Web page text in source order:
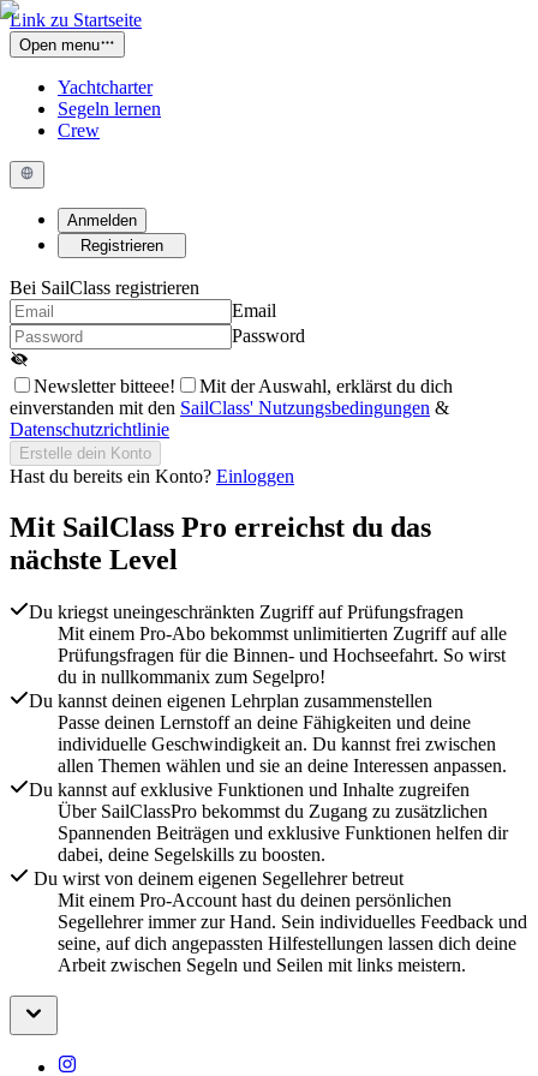
Link zu Startseite
Open menu
Yachtcharter
Segeln lernen
Crew
Anmelden
Registrieren
Bei SailClass registrieren
Email
Password
Newsletter bitteee!
Mit der Auswahl, erklärst du dich
einverstanden mit den SailClass' Nutzungsbedingungen &
Datenschutzrichtlinie
Erstelle dein Konto
Hast du bereits ein Konto? Einloggen
Mit SailClass Pro erreichst du das
nächste Level
Du kriegst uneingeschränkten Zugriff auf Prüfungsfragen
Mit einem Pro-Abo bekommst unlimitierten Zugriff auf alle
Prüfungsfragen für die Binnen- und Hochseefahrt. So wirst
du in nullkommanix zum Segelpro!
Du kannst deinen eigenen Lehrplan zusammenstellen
Passe deinen Lernstoff an deine Fähigkeiten und deine
individuelle Geschwindigkeit an. Du kannst frei zwischen
allen Themen wählen und sie an deine Interessen anpassen.
Du kannst auf exklusive Funktionen und Inhalte zugreifen
Über SailClassPro bekommst du Zugang zu zusätzlichen
Spannenden Beiträgen und exklusive Funktionen helfen dir
dabei, deine Segelskills zu boosten.
Du wirst von deinem eigenen Segellehrer betreut
Mit einem Pro-Account hast du deinen persönlichen
Segellehrer immer zur Hand. Sein individuelles Feedback und
seine, auf dich angepassten Hilfestellungen lassen dich deine
Arbeit zwischen Segeln und Seilen mit links meistern.